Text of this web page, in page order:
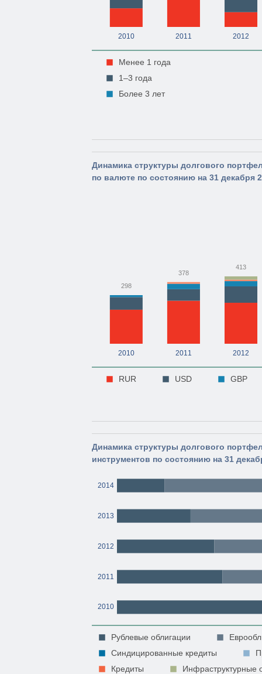
2010 2011 2012
Менее 1 года
1–3 года
Более 3 лет
Динамика структуры долгового
по валюте по состоянию на 31 декабря
2010 2011 2012
298
378
413
RUR USD GBP
Динамика структуры долгового
инструментов по состоянию на 31
2014
2013
2012
2011
2010
Рублевые облигации
Синдицированные кредиты
Кредиты
Инфраструктурные